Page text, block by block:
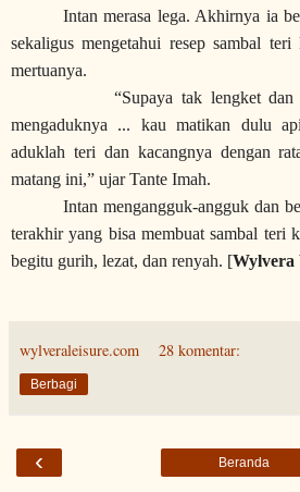
Intan merasa lega. Akhirnya ia
sekaligus mengetahui resep sambal
mertuanya.
“Supaya tak lengket
mengaduknya ... kau matikan dulu
aduklah teri dan kacangnya dengan
matang ini,” ujar Tante Imah.
Intan mengangguk-angguk dan
terakhir yang bisa membuat sambal teri
begitu gurih, lezat, dan renyah. [Wylvera
wylveraleisure.com 28 komentar:
Berbagi
‹ Beranda